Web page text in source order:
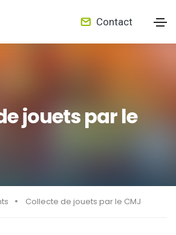
Contact
jouets par le
Collecte de jouets par le CMJ